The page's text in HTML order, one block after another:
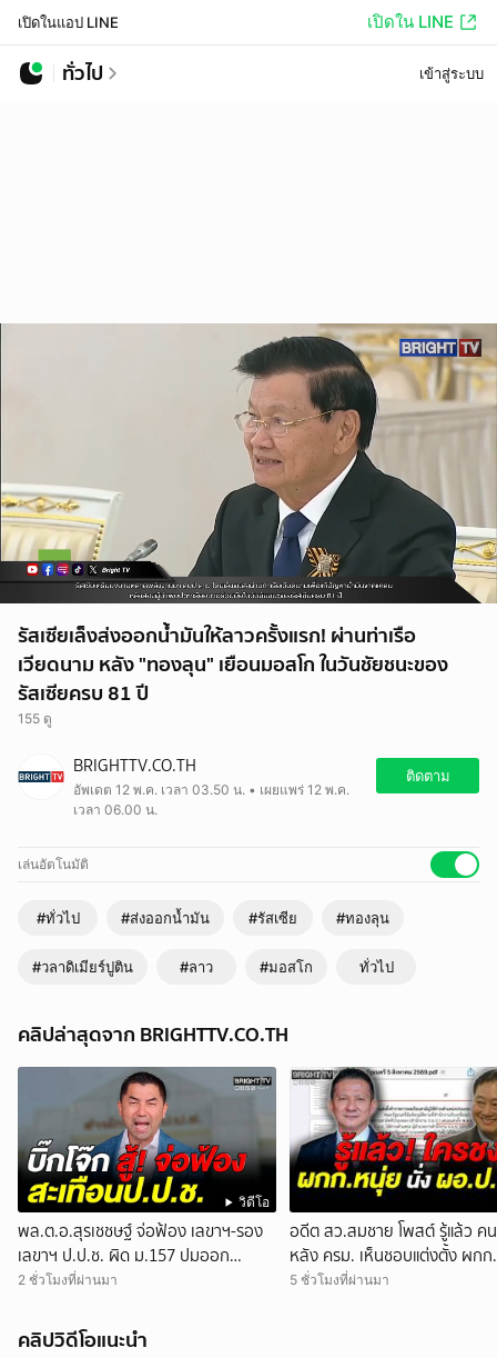
เปิดในแอป LINE เปิดใน LINE
ทั่วไป เข้าสู่ระบบ
รัสเซียเล็งส่งออกน้ำมันให้ลาวครั้งแรก! ผ่านท่าเรือ
เวียดนาม หลัง "ทองลุน" เยือนมอสโก ในวันชัยชนะของ
รัสเซียครบ 81 ปี
155 ดู
BRIGHTTV.CO.TH
อัพเดต 12 พ.ค. เวลา 03.50 น. • เผยแพร่ 12 พ.ค.
เวลา 06.00 น.
ติดตาม
เล่นอัตโนมัติ
#ทั่วไป #ส่งออกน้ำมัน #รัสเซีย #ทองลุน
#วลาดิเมียร์ปูติน #ลาว #มอสโก ทั่วไป
คลิปล่าสุดจาก BRIGHTTV.CO.TH
วิดีโอ
พล.ต.อ.สุรเชชษฐ์ จ่อฟ้อง เลขาฯ-รอง
เลขาฯ ป.ป.ช. ผิด ม.157 ปมออก
หนังสือสับสนเอื้อสอบคดีซ้ำซ้อน
2 ชั่วโมงที่ผ่านมา
อดีต สว.สมชาย โพสต์ รู้แล้ว ค
หลัง ครม. เห็นชอบแต่งตั้ง ผก
นั่ง ผอ.สำนักงาน ป.ย.ป.
5 ชั่วโมงที่ผ่านมา
คลิปวิดีโอแนะนำ